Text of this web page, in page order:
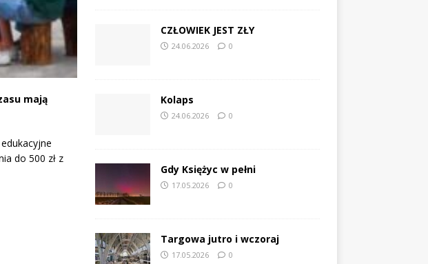
mają
do 500 zł z
CZŁOWIEK JEST ZŁY
24.06.2026 0
Kolaps
24.06.2026 0
Gdy Księżyc w pełni
17.05.2026 0
Targowa jutro i wczoraj
17.05.2026 0